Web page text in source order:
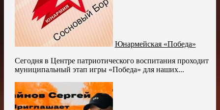
Юнармейская «Победа»
Сегодня в Центре патриотического воспитания проходит
муниципальный этап игры «Победа» для наших...